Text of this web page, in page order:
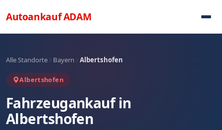
AutoankaufADAM
Alle Standorte Bayern Albertshofen
Albertshofen
Fahrzeugankauf in
Albertshofen